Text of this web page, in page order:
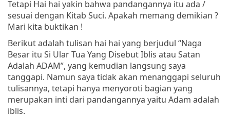
Tetapi Hai hai yakin bahwa pandangannya itu ada /
sesuai dengan Kitab Suci. Apakah memang demikian ?
Mari kita buktikan !
Berikut adalah tulisan hai hai yang berjudul “Naga
Besar itu Si Ular Tua Yang Disebut Iblis atau Satan
Adalah ADAM”, yang kemudian langsung saya
tanggapi. Namun saya tidak akan menanggapi seluruh
tulisannya, tetapi hanya menyoroti bagian yang
merupakan inti dari pandangannya yaitu Adam adalah
iblis.